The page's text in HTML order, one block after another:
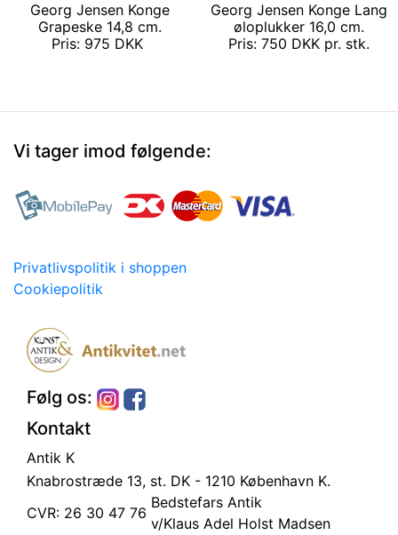
Georg Jensen Konge
Grapeske 14,8 cm.
Pris: 975 DKK
Georg Jensen Konge Lang
øloplukker 16,0 cm.
Pris: 750 DKK pr. stk.
Vi tager imod følgende:
Privatlivspolitik i shoppen
Cookiepolitik
Følg os:
Kontakt
Antik K
Knabrostræde 13, st. DK - 1210 København K.
CVR: 26 30 47 76
Bedstefars Antik
v/Klaus Adel Holst Madsen